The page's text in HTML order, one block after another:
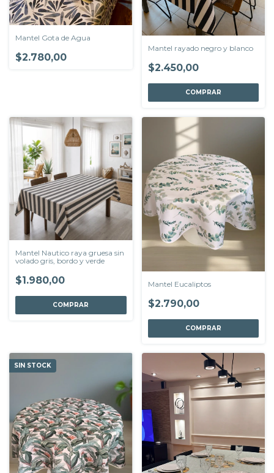
Mantel Gota de Agua
$2.780,00
Mantel rayado negro y blanco
$2.450,00
COMPRAR
Mantel Nautico raya gruesa sin
volado gris, bordo y verde
$1.980,00
COMPRAR
Mantel Eucaliptos
$2.790,00
COMPRAR
SIN STOCK